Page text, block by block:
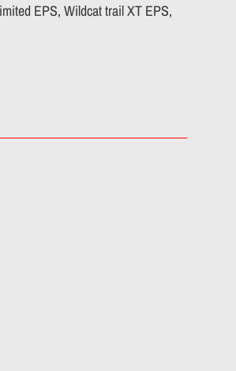
EPS, Wildcat trail XT EPS,
sur Pinterest